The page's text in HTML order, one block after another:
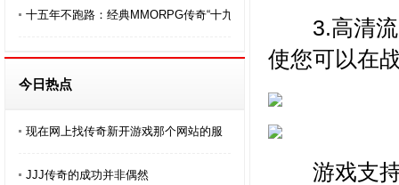
十五年不跑路：经典MMORPG传奇“十九
今日热点
现在网上找传奇新开游戏那个网站的服
JJJ传奇的成功并非偶然
3.高清流
使您可以在
游戏支持